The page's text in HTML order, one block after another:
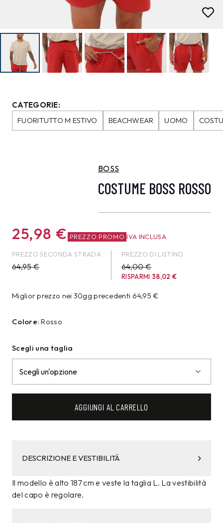
CATEGORIE:
FUORITUTTO M ESTIVO
BEACHWEAR UOMO
BOSS
COSTUME BOSS ROSSO
25,98 € PREZZO PROMO IVA INCLUSA
PREZZO SECONDA STRADA
64,95€
PREZZO DI LISTINO
64,00 €
RISPARMI38,02€
Miglior prezzo nei 30gg precedenti 64,95€
Colore: Rosso
Scegli una taglia
AGGIUNGI AL CARRELLO
DESCRIZIONE E VESTIBILITÀ
Il modello è alto 187 cm e veste la taglia L. La vestibilità
del capo è regolare.